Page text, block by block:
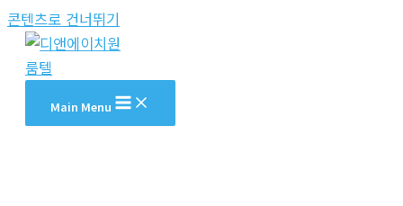
콘텐츠로 건너뛰기
Main Menu